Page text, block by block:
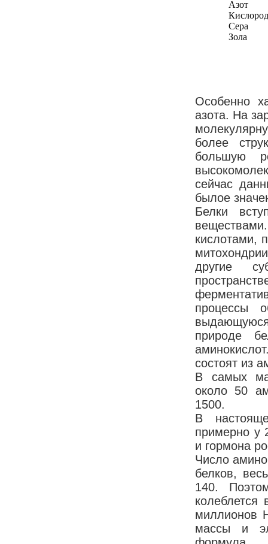
Азот
Кислород
Сера
Зола
Особенно
азота. На
более
большую
сейчас
былое
Белки
кислотами,
другие
процессы
природе
состо­ят из
В самых
около 50
1500.
В
примерно у
и гормона
Число
белков,
140.
миллионов
массы и